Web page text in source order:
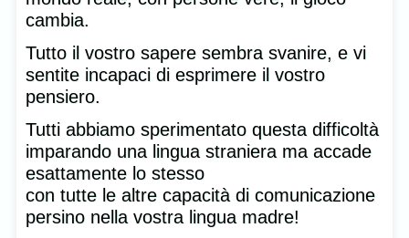
cambia.
Tutto il vostro sapere sembra svanire, e vi
sentite incapaci di esprimere il vostro
pensiero.
Tutti abbiamo sperimentato questa difficoltà
imparando una lingua straniera ma accade
esattamente lo stesso
con tutte le altre capacità di comunicazione
persino nella vostra lingua madre!